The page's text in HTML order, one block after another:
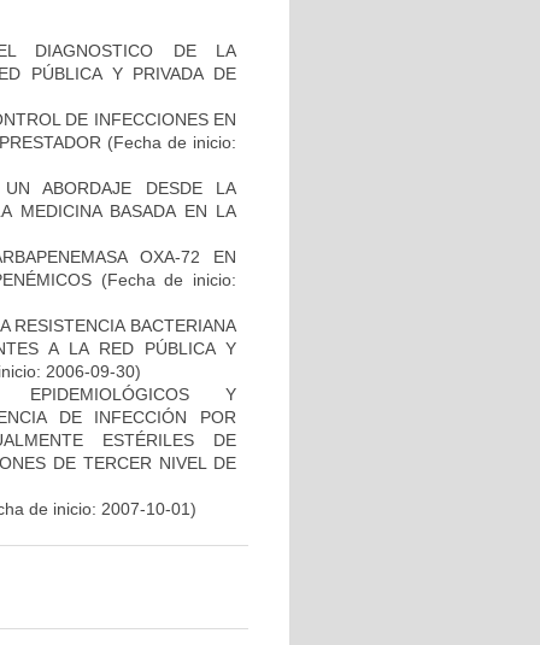
DIAGNOSTICO DE LA
PÚBLICA Y PRIVADA DE
DE INFECCIONES EN
(Fecha de inicio:
ABORDAJE DESDE LA
MEDICINA BASADA EN LA
OXA-72 EN
(Fecha de inicio:
RESISTENCIA BACTERIANA
A LA RED PÚBLICA Y
2006-09-30)
EPIDEMIOLÓGICOS Y
DE INFECCIÓN POR
ESTÉRILES DE
DE TERCER NIVEL DE
de inicio: 2007-10-01)